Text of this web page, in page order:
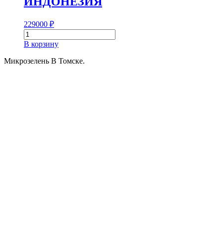
229000 ₽
Количество
товара
ИНДОНЕЗИЯ
В корзину
Микрозелень В Томске.